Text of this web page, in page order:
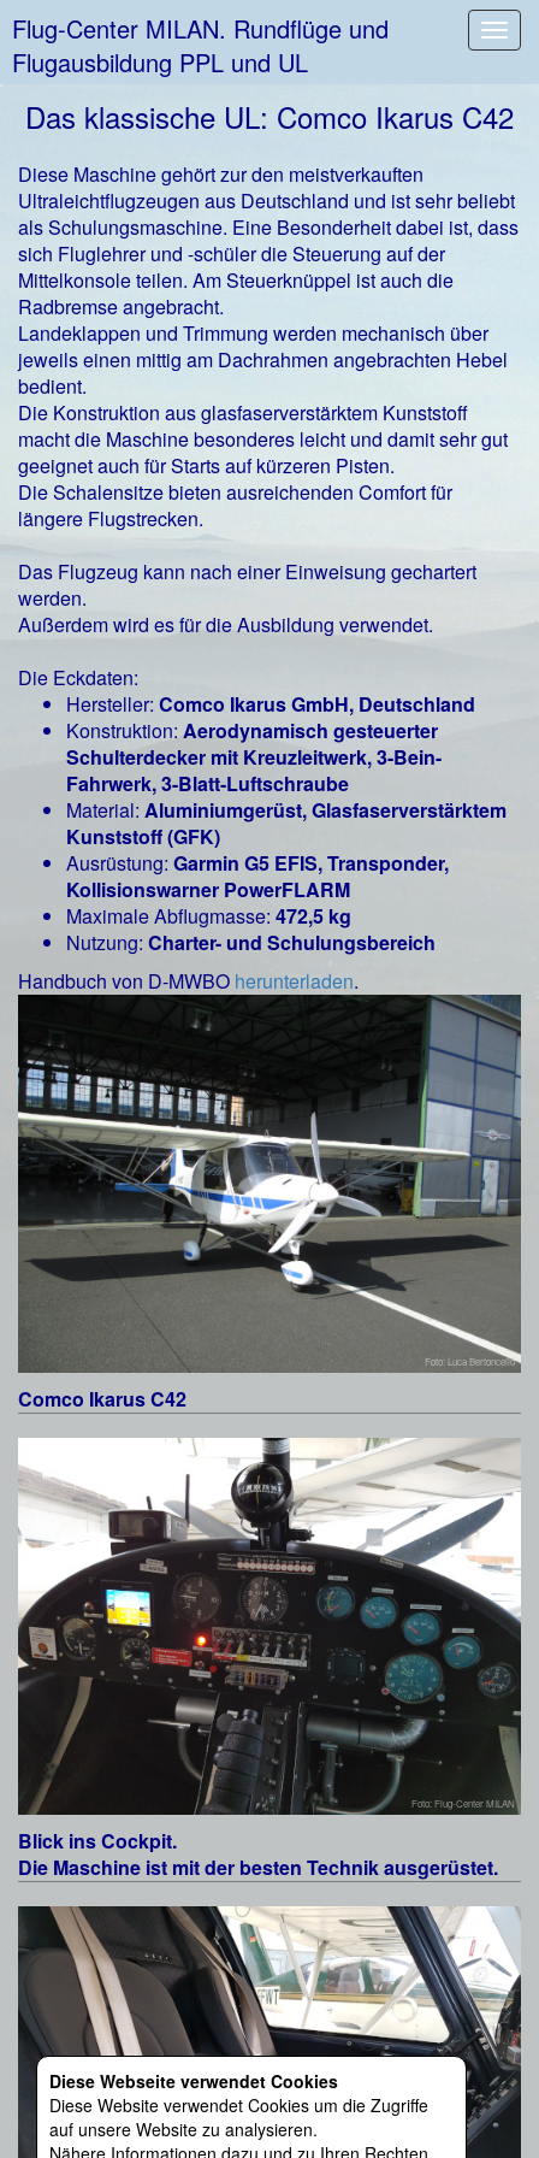
Flug-Center MILAN. Rundflüge und
Flugausbildung PPL und UL
Das klassische UL: Comco Ikarus C42
Diese Maschine gehört zur den meistverkauften
Ultraleichtflugzeugen aus Deutschland und ist sehr beliebt
als Schulungsmaschine. Eine Besonderheit dabei ist, dass
sich Fluglehrer und -schüler die Steuerung auf der
Mittelkonsole teilen. Am Steuerknüppel ist auch die
Radbremse angebracht.
Landeklappen und Trimmung werden mechanisch über
jeweils einen mittig am Dachrahmen angebrachten Hebel
bedient.
Die Konstruktion aus glasfaserverstärktem Kunststoff
macht die Maschine besonderes leicht und damit sehr gut
geeignet auch für Starts auf kürzeren Pisten.
Die Schalensitze bieten ausreichenden Comfort für
längere Flugstrecken.
Das Flugzeug kann nach einer Einweisung gechartert
werden.
Außerdem wird es für die Ausbildung verwendet.
Die Eckdaten:
Hersteller: Comco Ikarus GmbH, Deutschland
Konstruktion: Aerodynamisch gesteuerter
Schulterdecker mit Kreuzleitwerk, 3-Bein-
Fahrwerk, 3-Blatt-Luftschraube
Material: Aluminiumgerüst, Glasfaserverstärktem
Kunststoff (GFK)
Ausrüstung: Garmin G5 EFIS, Transponder,
Kollisionswarner PowerFLARM
Maximale Abflugmasse: 472,5 kg
Nutzung: Charter- und Schulungsbereich
Handbuch von D-MWBO herunterladen.
Foto: Luca Bertoncello
Comco Ikarus C42
Foto: Flug-Center MILAN
Blick ins Cockpit.
Die Maschine ist mit der besten Technik ausgerüstet.
Diese Webseite verwendet Cookies
Diese Website verwendet Cookies um die Zugriffe
auf unsere Website zu analysieren.